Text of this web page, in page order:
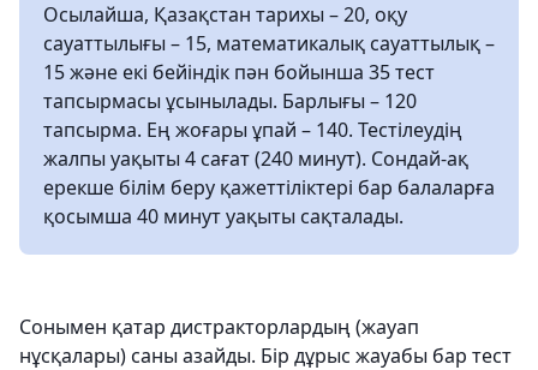
Осылайша, Қазақстан тарихы – 20, оқу
сауаттылығы – 15, математикалық сауаттылық –
15 және екі бейіндік пән бойынша 35 тест
тапсырмасы ұсынылады. Барлығы – 120
тапсырма. Ең жоғары ұпай – 140. Тестілеудің
жалпы уақыты 4 сағат (240 минут). Сондай-ақ
ерекше білім беру қажеттіліктері бар балаларға
қосымша 40 минут уақыты сақталады.
Сонымен қатар дистракторлардың (жауап
нұсқалары) саны азайды. Бір дұрыс жауабы бар тест